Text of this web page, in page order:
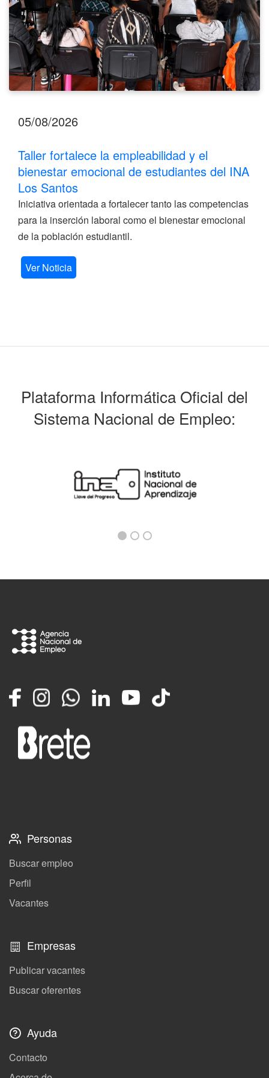
del
INA
Los
Santos
05/08/2026
Taller fortalece la empleabilidad y el
bienestar emocional de estudiantes del INA
Los Santos
Iniciativa orientada a fortalecer tanto las competencias
para la inserción laboral como el bienestar emocional
de la población estudiantil.
Ver Noticia
Plataforma Informática Oficial del
Sistema Nacional de Empleo:
FacebookInstagramWhatsappLinkedInYouTube
TikTok
Personas
Buscar empleo
Perfil
Vacantes
Empresas
Publicar vacantes
Buscar oferentes
Ayuda
Contacto